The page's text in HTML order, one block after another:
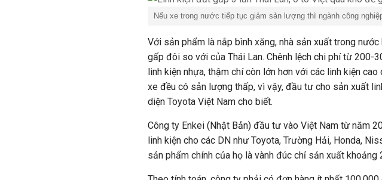
Nếu xe trong nước tiếp tục giảm sản lượng thì ngành công
Với sản phẩm là nắp bình xăng, nhà sản xuất trong nước
gấp đôi so với của Thái Lan. Chênh lệch chi phí từ 200-
linh kiện nhựa, thậm chí còn lớn hơn với các linh kiện cao
xe đều có sản lượng thấp, vì vậy, đầu tư cho sản xuất
diện Toyota Việt Nam cho biết.
Công ty Enkei (Nhật Bản) đầu tư vào Việt Nam từ năm
linh kiện cho các DN như Toyota, Trường Hải, Honda,
sản phẩm chính của họ là vành đúc chỉ sản xuất khoảng